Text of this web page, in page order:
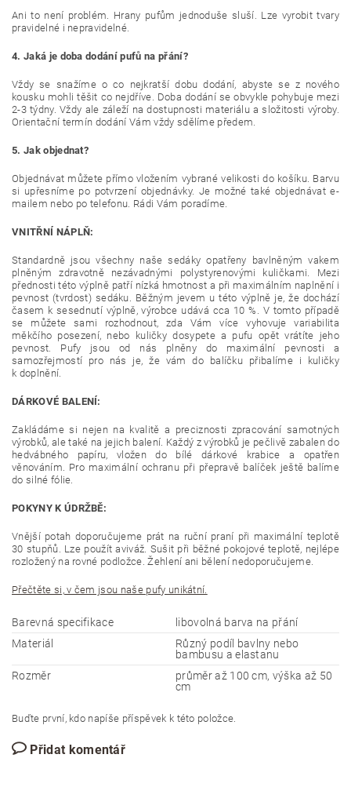
Ani to není problém. Hrany pufům jednoduše sluší. Lze vyrobit tvary
pravidelné i nepravidelné.
4. Jaká je doba dodání pufů na přání?
Vždy se snažíme o co nejkratší dobu dodání, abyste se z nového
kousku mohli těšit co nejdříve. Doba dodání se obvykle pohybuje mezi
2-3 týdny. Vždy ale záleží na dostupnosti materiálu a složitosti výroby.
Orientační termín dodání Vám vždy sdělíme předem.
5. Jak objednat?
Objednávat můžete přímo vložením vybrané velikosti do košíku. Barvu
si upřesníme po potvrzení objednávky. Je možné také objednávat e-
mailem nebo po telefonu. Rádi Vám poradíme.
VNITŘNÍ NÁPLŇ:
Standardně jsou všechny naše sedáky opatřeny bavlněným vakem
plněným zdravotně nezávadnými polystyrenovými kuličkami. Mezi
přednosti této výplně patří nízká hmotnost a při maximálním naplnění i
pevnost (tvrdost) sedáku. Běžným jevem u této výplně je, že dochází
časem k sesednutí výplně, výrobce udává cca 10 %. V tomto případě
se můžete sami rozhodnout, zda Vám více vyhovuje variabilita
měkčího posezení, nebo kuličky dosypete a pufu opět vrátíte jeho
pevnost. Pufy jsou od nás plněny do maximální pevnosti a
samozřejmostí pro nás je, že vám do balíčku přibalíme i kuličky
k doplnění.
DÁRKOVÉ BALENÍ:
Zakládáme si nejen na kvalitě a preciznosti zpracování samotných
výrobků, ale také na jejich balení. Každý z výrobků je pečlivě zabalen do
hedvábného papíru, vložen do bílé dárkové krabice a opatřen
věnováním. Pro maximální ochranu při přepravě balíček ještě balíme
do silné fólie.
POKYNY K ÚDRŽBĚ:
Vnější potah doporučujeme prát na ruční praní při maximální teplotě
30 stupňů. Lze použít aviváž. Sušit při běžné pokojové teplotě, nejlépe
rozložený na rovné podložce. Žehlení ani bělení nedoporučujeme.
Přečtěte si, v čem jsou naše pufy unikátní.
Barevná specifikace
libovolná barva na přání
Materiál
Různý podíl bavlny nebo
bambusu a elastanu
Rozměr
průměr až 100 cm, výška až 50
cm
Buďte první, kdo napíše příspěvek k této položce.
Přidat komentář